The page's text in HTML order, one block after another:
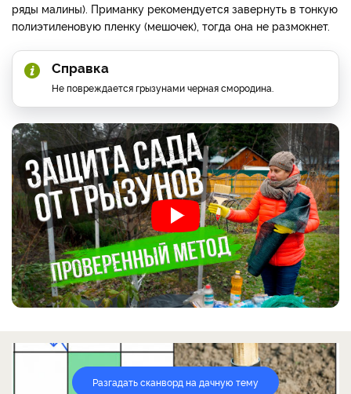
ряды малины). Приманку рекомендуется завернуть в тонкую
полиэтиленовую пленку (мешочек), тогда она не размокнет.
Справка
Не повреждается грызунами черная смородина.
Разгадать сканворд на дачную тему